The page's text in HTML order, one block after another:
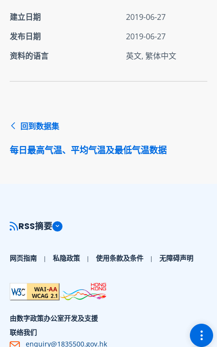
建立日期
2019-06-27
发布日期
2019-06-27
资料的语言
英文, 繁体中文
回到数据集
每日最高气温、平均气温及最低气温数据
切
RSS摘要
网页指南 私隐政策 使用条款及条件 无障碍声明
由数字政策办公室开发及支援
联络我们
enquiry@1835500.gov.hk